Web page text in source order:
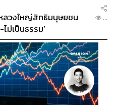
วงใหญ่สิทธิมนุษยชน
ม่เป็นธรรม’
...